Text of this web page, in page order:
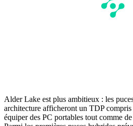
Alder Lake est plus ambitieux : les
architecture afficheront un TDP
équiper des PC portables tout comme